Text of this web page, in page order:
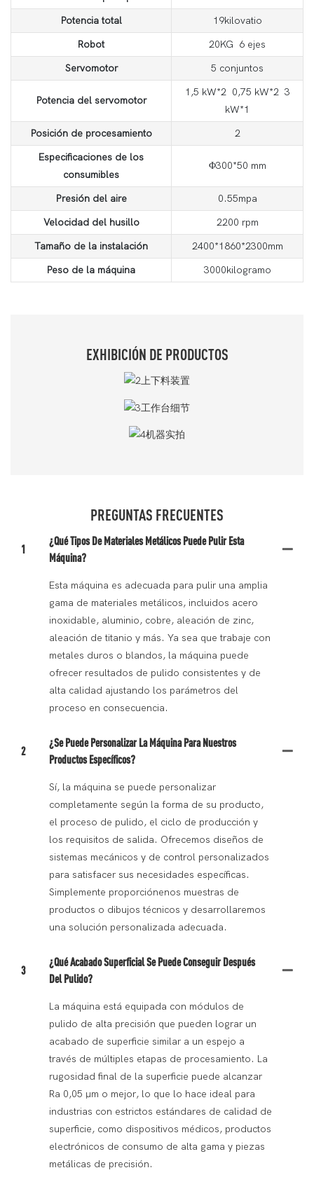
Potencia total
19kilovatio
Robot
20KG 6 ejes
Servomotor
5 conjuntos
Potencia del servomotor
1,5 kW*2 0,75 kW*2 3
kW*1
Posición de procesamiento
2
Especificaciones de los
consumibles
Φ300*50 mm
Presión del aire
0.55mpa
Velocidad del husillo
2200 rpm
Tamaño de la instalación
2400*1860*2300mm
Peso de la máquina
3000kilogramo
EXHIBICIÓN DE PRODUCTOS
PREGUNTAS FRECUENTES
1
¿Qué Tipos De Materiales Metálicos Puede Pulir Esta
Máquina?
Esta máquina es adecuada para pulir una amplia
gama de materiales metálicos, incluidos acero
inoxidable, aluminio, cobre, aleación de zinc,
aleación de titanio y más. Ya sea que trabaje con
metales duros o blandos, la máquina puede
ofrecer resultados de pulido consistentes y de
alta calidad ajustando los parámetros del
proceso en consecuencia.
2
¿Se Puede Personalizar La Máquina Para Nuestros
Productos Específicos?
Sí, la máquina se puede personalizar
completamente según la forma de su producto,
el proceso de pulido, el ciclo de producción y
los requisitos de salida. Ofrecemos diseños de
sistemas mecánicos y de control personalizados
para satisfacer sus necesidades específicas.
Simplemente proporciónenos muestras de
productos o dibujos técnicos y desarrollaremos
una solución personalizada adecuada.
3
¿Qué Acabado Superficial Se Puede Conseguir Después
Del Pulido?
La máquina está equipada con módulos de
pulido de alta precisión que pueden lograr un
acabado de superficie similar a un espejo a
través de múltiples etapas de procesamiento. La
rugosidad final de la superficie puede alcanzar
Ra 0,05 μm o mejor, lo que lo hace ideal para
industrias con estrictos estándares de calidad de
superficie, como dispositivos médicos, productos
electrónicos de consumo de alta gama y piezas
metálicas de precisión.